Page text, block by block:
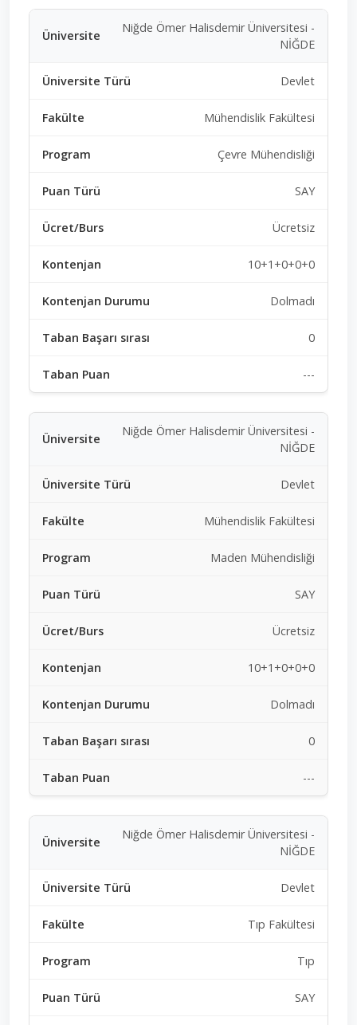
Niğde Ömer Halisdemir Üniversitesi -
NİĞDE
Devlet
Mühendislik Fakültesi
Çevre Mühendisliği
SAY
Ücretsiz
10+1+0+0+0
Dolmadı
0
---
Niğde Ömer Halisdemir Üniversitesi -
NİĞDE
Devlet
Mühendislik Fakültesi
Maden Mühendisliği
SAY
Ücretsiz
10+1+0+0+0
Dolmadı
0
---
Niğde Ömer Halisdemir Üniversitesi -
NİĞDE
Devlet
Tıp Fakültesi
Tıp
SAY